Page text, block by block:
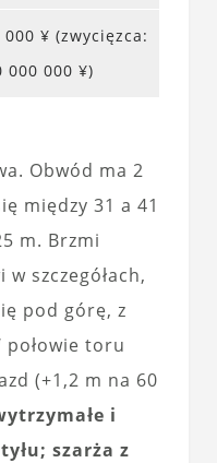
000 ¥ (zwycięzca:
000 000 ¥)
Obwód ma 2
między 31 a 41
m. Brzmi
szczegółach,
pod górę, z
połowie toru
(+1,2 m na 60
i
szarża z